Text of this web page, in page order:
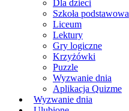
Dla dzieci
Szkoła podstawowa
Liceum
Lektury
Gry logiczne
Krzyżówki
Puzzle
Wyzwanie dnia
Aplikacja Quizme
Wyzwanie dnia